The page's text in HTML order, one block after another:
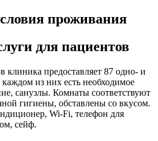
проживания
для пациентов
клиника предоставляет 87 одно- и
из них есть необходимое
санузлы. Комнаты соответствуют
гигиены, обставлены со вкусом.
Wi-Fi, телефон для
сейф.